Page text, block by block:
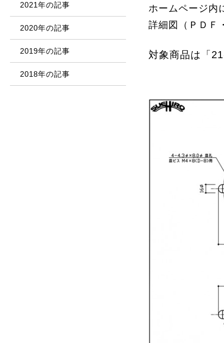
2021年の記事
2020年の記事
2019年の記事
2018年の記事
ホームページ内
詳細図（ＰＤＦ
対象商品は「